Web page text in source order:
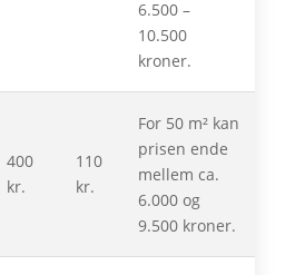
6.500 –
10.500
kroner.
400
kr.
110
kr.
For 50 m² kan
prisen ende
mellem ca.
6.000 og
9.500 kroner.